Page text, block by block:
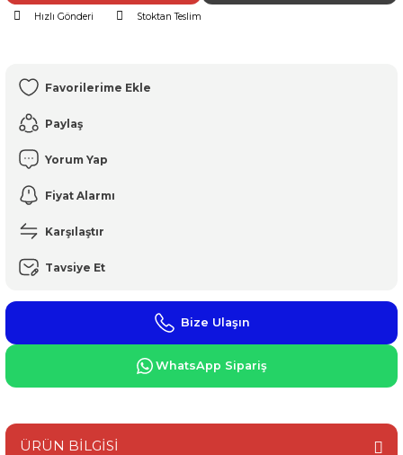
Hızlı Gönderi Stoktan Teslim
Paylaş
Yorum Yap
Fiyat Alarmı
Karşılaştır
Tavsiye Et
Bize Ulaşın
WhatsApp Sipariş
ÜRÜN BİLGİSİ